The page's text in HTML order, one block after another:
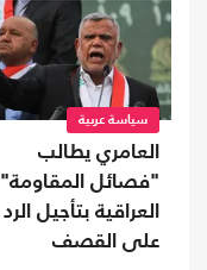
سياسة عربية
العامري يطالب
"فصائل المقاومة"
العراقية بتأجيل الرد
على القصف